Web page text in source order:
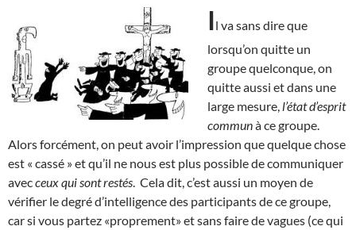
Il va sans dire que
lorsqu’on quitte un
groupe quelconque, on
quitte aussi et dans une
large mesure, l’état d’esprit
communà ce groupe.
Alors forcément, on peut avoir l’impression que quelque chose
est « cassé » et qu’il ne nous est plus possible de communiquer
avecceux qui sont restés . Cela dit, c’est aussi un moyen de
vérifier le degré d’intelligence des participants de ce groupe,
car si vous partez «proprement» et sans faire de vagues (ce qui